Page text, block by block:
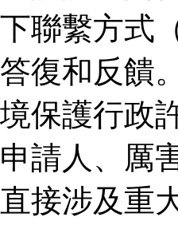
下聯繫方式
答復和反饋
境保護行政
申請人、厲
直接涉及重